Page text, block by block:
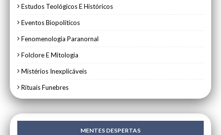
Estudos Teológicos E Históricos
Eventos Biopolíticos
Fenomenologia Paranornal
Folclore E Mitologia
Mistérios Inexplicáveis
Rituais Funebres
MENTES DESPERTAS